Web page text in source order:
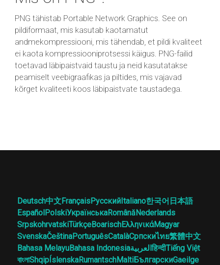
PNG tähistab Portable Network Graphics. See on
pildiformaat, mis kasutab kaotamatut
andmekompressiooni, mis tähendab, et pildi kvaliteet
ei kaota kompressiooniprotsessi käigus. PNG-failid
toetavad läbipaistvaid taustu ja neid kasutatakse
peamiselt veebigraafikas ja piltides, mis vajavad
kõrget kvaliteeti koos läbipaistvate taustadega.
Deutsch中文FrançaisРусскийItaliano한국어 日本語
EspañolPolskiУкраїнськаRomânăNederlands
SrpskohrvatskiTürkçeBoarischΕλληνικάMagyar
SvenskaČeštinaPortuguêsCatalàСрпскиไทย繁體中文
Bahasa MelayuBahasa Indonesiaالعربيةहिन्दीTiếng Việt
বাংলাShqipÍslenskaRumantschMaltiБългарскиGaeilge